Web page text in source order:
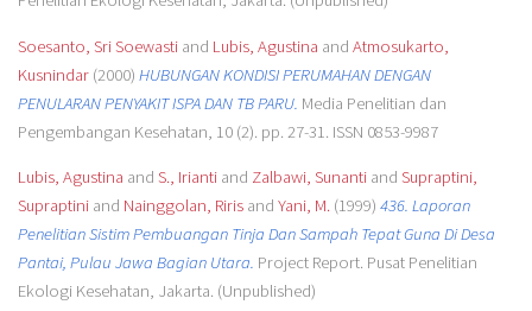
Soesanto, Sri Soewastiand Lubis, Agustina and Atmosukarto,
Kusnindar(2000) HUBUNGAN KONDISI PERUMAHAN DENGAN
PENULARAN PENYAKIT ISPA DAN TB PARU. Media Penelitian dan
Pengembangan Kesehatan, 10 (2). pp. 27-31. ISSN 0853-9987
Lubis, Agustina and S., Iriantiand Zalbawi, Sunantiand Supraptini,
Supraptiniand Nainggolan, Ririsand Yani, M.(1999) 436. Laporan
Penelitian Sistim Pembuangan Tinja Dan Sampah Tepat Guna Di Desa
Pantai, Pulau Jawa Bagian Utara. Project Report. Pusat Penelitian
Ekologi Kesehatan, Jakarta. (Unpublished)